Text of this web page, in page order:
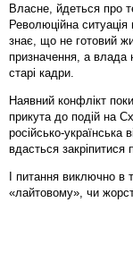
Власне, йдеться про
Революційна
знає, що не готовий
призначення, а влада
старі кадри.
Наявний конфлікт
прикута до подій на
російсько-українська
вдасться закріпитися
І питання виключно
«лайтовому», чи